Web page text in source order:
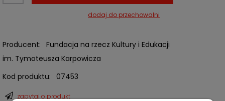
dodaj do przechowalni
Producent: Fundacja na rzecz Kultury i Edukacji
im. Tymoteusza Karpowicza
Kod produktu: 07453
zapytaj o produkt